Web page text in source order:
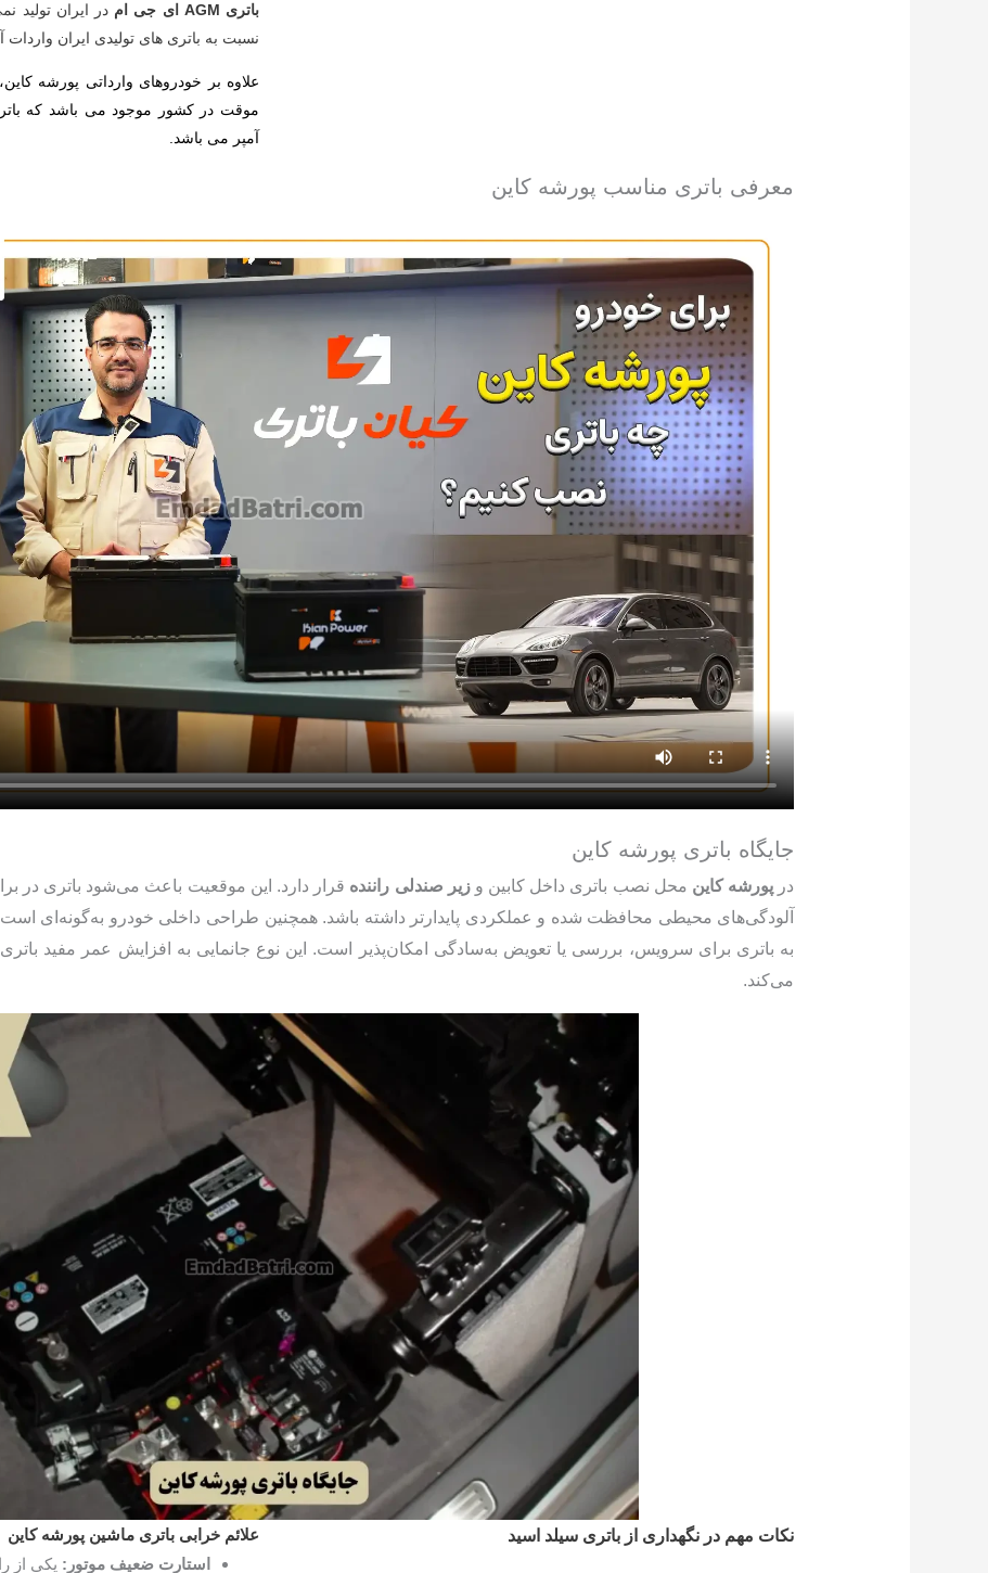
باتری AGM ای جی ام
نسبت به باتری های تولیدی ایران
آمپر می باشد.
معرفی باتری مناسب پورشه کاین
جایگاه باتری پورشه کاین
در پورشه کاین محل نصب باتری داخل کابین وزیر صندلی راننده قرار دارد. این موقعیت باعث می‌شود باتری در
آلودگی‌های محیطی محافظت شده و عملکردی پایدارتر داشته باشد. همچنین طراحی داخلی خودرو به‌گونه‌ای است
به باتری برای سرویس، بررسی یا تعویض به‌سادگی امکان‌پذیر است. این نوع جانمایی به افزایش عمر مفید
می‌کند.
نکات مهم در نگهداری از باتری سیلد اسید
علائم خرابی باتری ماشین پورشه کاین
استارت ضعیف موتور: یکی از